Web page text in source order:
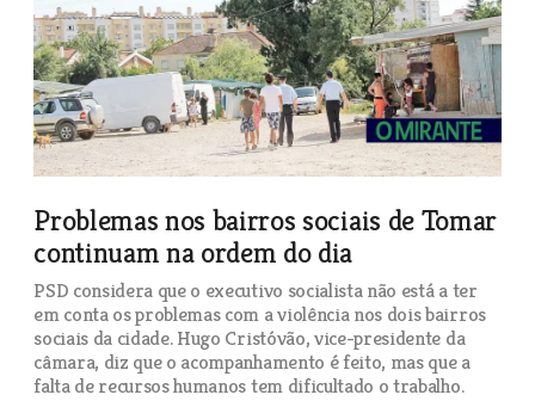
Problemas nos bairros sociais de Tomar
continuam na ordem do dia
PSD considera que o executivo socialista não está a ter
em conta os problemas com a violência nos dois bairros
sociais da cidade. Hugo Cristóvão, vice-presidente da
câmara, diz que o acompanhamento é feito, mas que a
falta de recursos humanos tem dificultado o trabalho.